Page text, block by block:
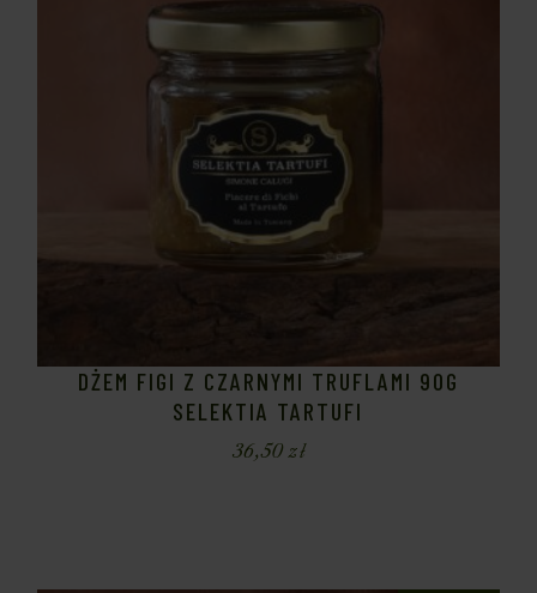
DŻEM FIGI Z CZARNYMI TRUFLAMI 90G
SELEKTIA TARTUFI
36,50zł